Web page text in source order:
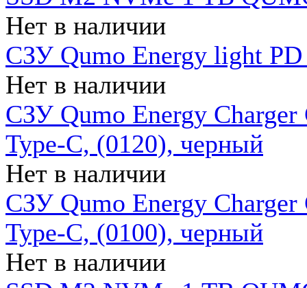
Нет в наличии
СЗУ Qumo Energy light PD
Нет в наличии
СЗУ Qumo Energy
Type-C, (0120), черный
Нет в наличии
СЗУ Qumo Energy
Type-C, (0100), черный
Нет в наличии